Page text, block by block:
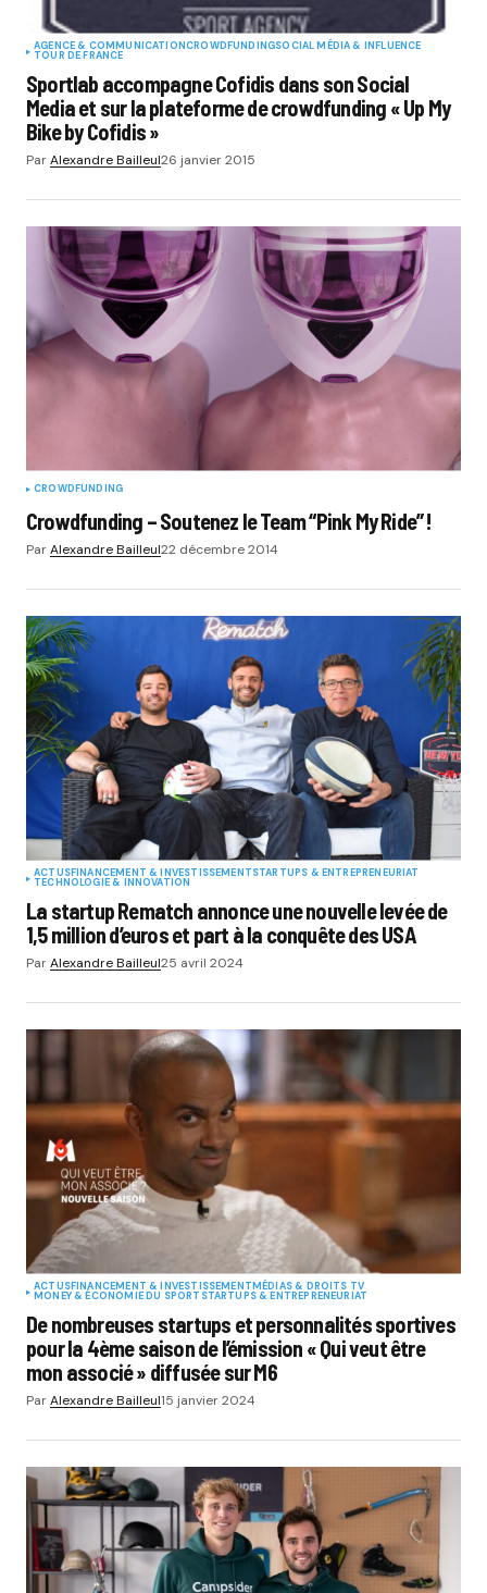
AGENCE & COMMUNICATIONCROWDFUNDINGSOCIAL MÉDIA & INFLUENCE
TOUR DE FRANCE
Sportlab accompagne Cofidis dans son Social
Media et sur la plateforme de crowdfunding « Up My
Bike by Cofidis »
ParAlexandre Bailleul26 janvier 2015
CROWDFUNDING
Crowdfunding – Soutenez le Team “Pink My Ride” !
ParAlexandre Bailleul22 décembre 2014
ACTUSFINANCEMENT & INVESTISSEMENTSTARTUPS & ENTREPRENEURIAT
TECHNOLOGIE & INNOVATION
La startup Rematch annonce une nouvelle levée de
1,5 million d’euros et part à la conquête des USA
ParAlexandre Bailleul25 avril 2024
ACTUSFINANCEMENT & INVESTISSEMENTMÉDIAS & DROITS TV
MONEY & ÉCONOMIE DU SPORT STARTUPS & ENTREPRENEURIAT
De nombreuses startups et personnalités sportives
pour la 4ème saison de l’émission « Qui veut être
mon associé » diffusée sur M6
ParAlexandre Bailleul15 janvier 2024